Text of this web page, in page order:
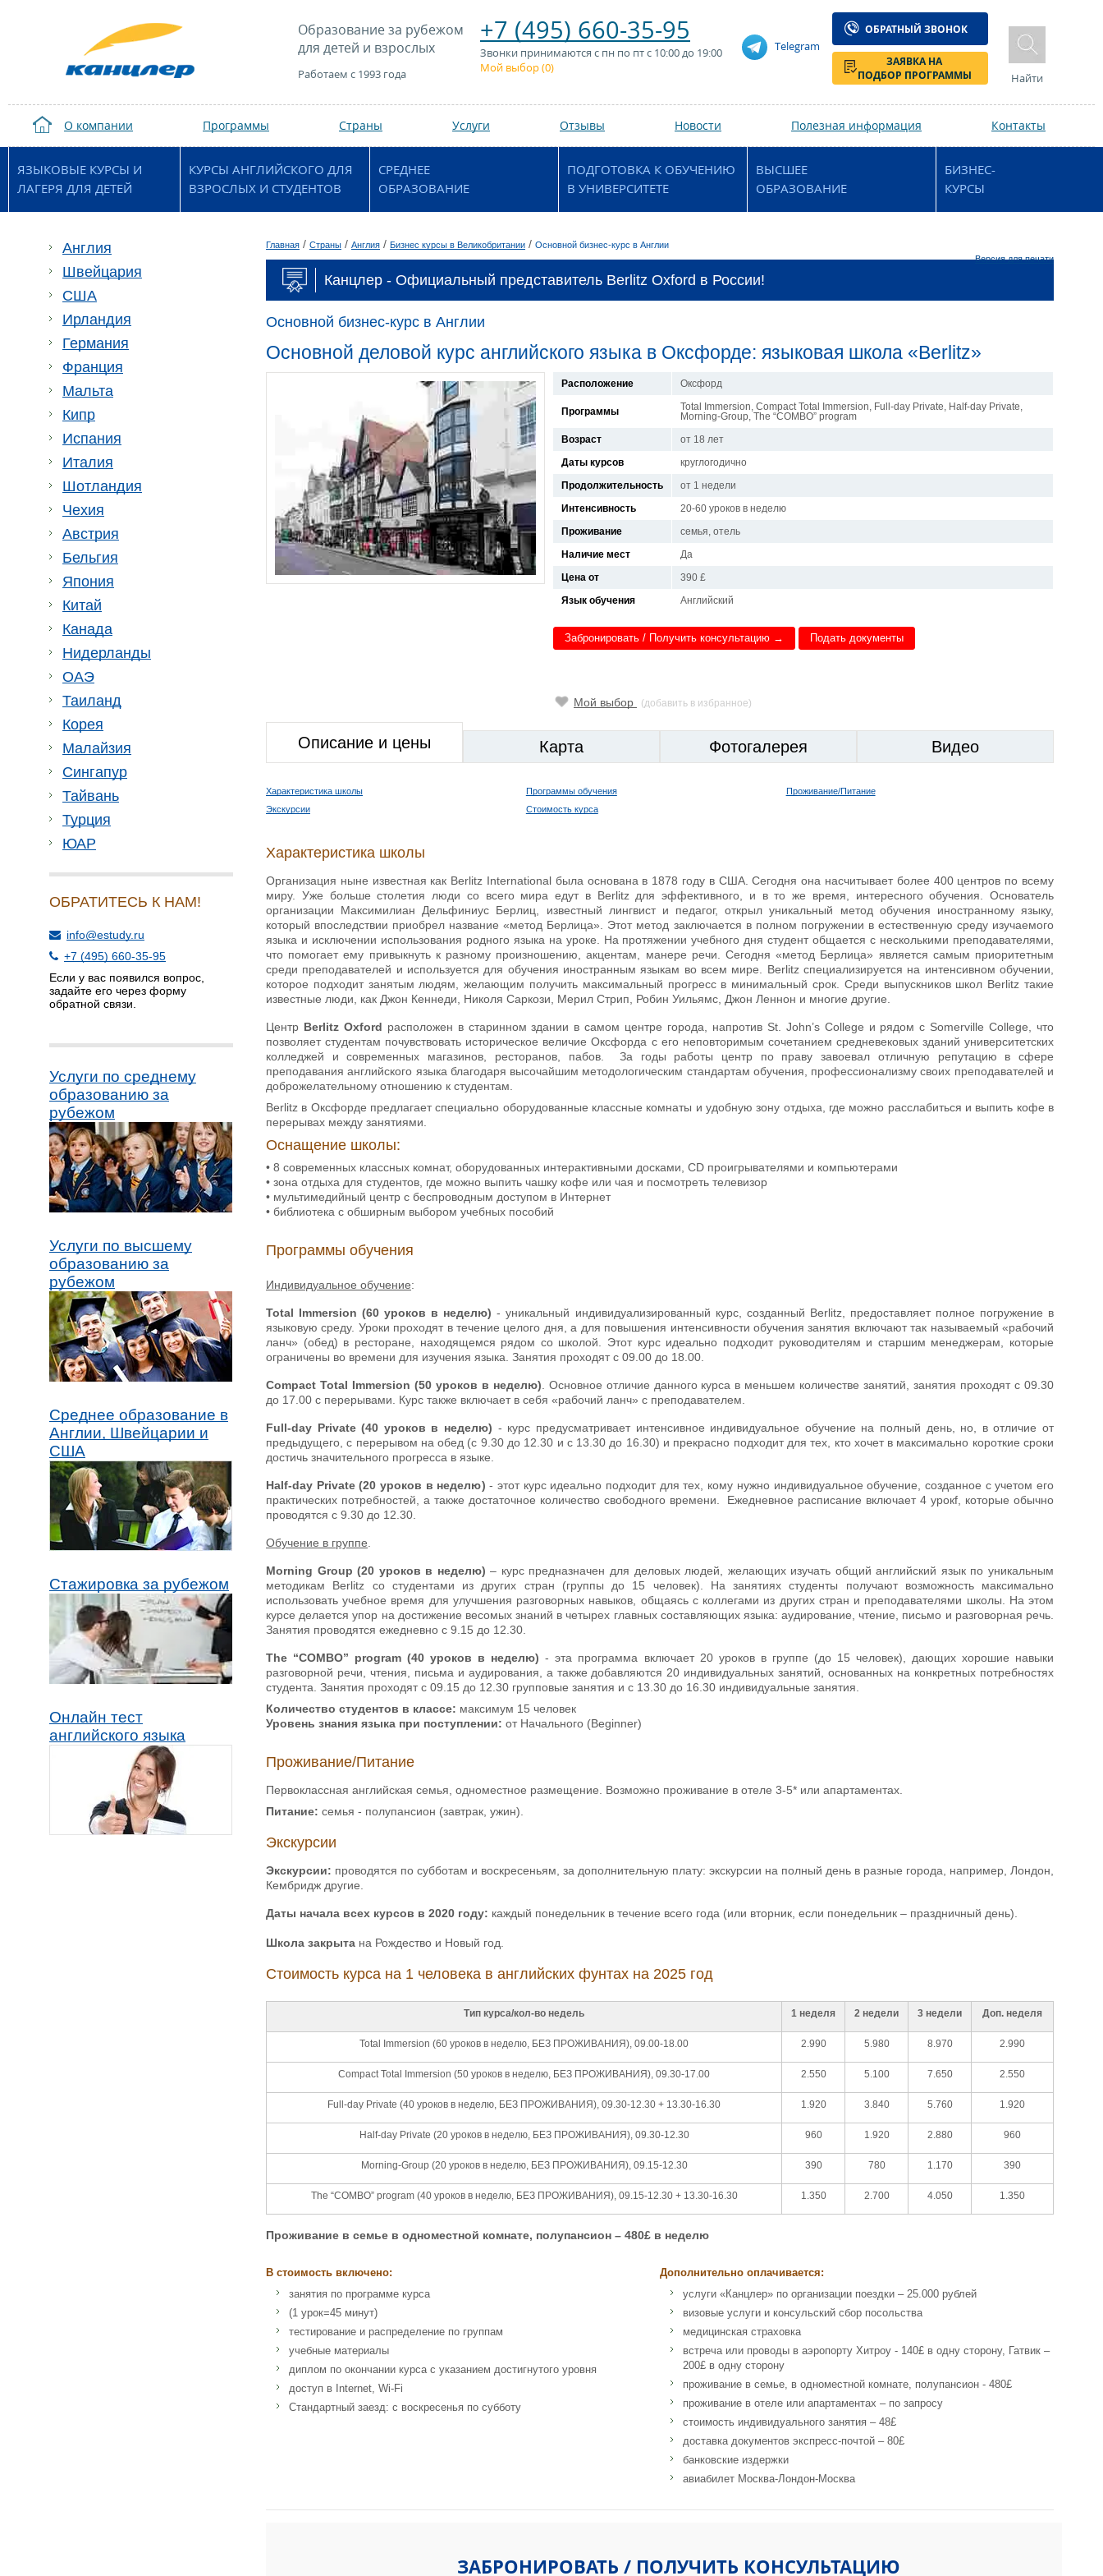
Образование за рубежом
для детей и взрослых
Работаем с 1993 года
+7 (495) 660-35-95
Звонки принимаются с пн по пт с 10:00 до 19:00
Мой выбор (0)
Telegram
ОБРАТНЫЙ ЗВОНОК
ЗАЯВКА НА
ПОДБОР ПРОГРАММЫ
Найти
О компании Программы Страны Услуги Отзывы Новости Полезная информация Контакты
ЯЗЫКОВЫЕ КУРСЫ И
ЛАГЕРЯ ДЛЯ ДЕТЕЙ
КУРСЫ АНГЛИЙСКОГО ДЛЯ
ВЗРОСЛЫХ И СТУДЕНТОВ
СРЕДНЕЕ
ОБРАЗОВАНИЕ
ПОДГОТОВКА К ОБУЧЕНИЮ
В УНИВЕРСИТЕТЕ
ВЫСШЕЕ
ОБРАЗОВАНИЕ
БИЗНЕС-
КУРСЫ
Англия
Швейцария
США
Ирландия
Германия
Франция
Мальта
Кипр
Испания
Италия
Шотландия
Чехия
Австрия
Бельгия
Япония
Китай
Канада
Нидерланды
ОАЭ
Таиланд
Корея
Малайзия
Сингапур
Тайвань
Турция
ЮАР
ОБРАТИТЕСЬ К НАМ!
info@estudy.ru
+7 (495) 660-35-95
Если у вас появился вопрос,
задайте его через форму
обратной связи.
Услуги по среднему
образованию за
рубежом
Услуги по высшему
образованию за
рубежом
Среднее образование в
Англии, Швейцарии и
США
Стажировка за рубежом
Онлайн тест
английского языка
Главная / Страны / Англия / Бизнес курсы в Великобритании / Основной бизнес-курс в Англии
Версия для печати
Канцлер - Официальный представитель Berlitz Oxford в России!
Основной бизнес-курс в Англии
Основной деловой курс английского языка в Оксфорде: языковая школа «Berlitz»
Расположение Оксфорд
Программы
Total Immersion, Compact Total Immersion, Full-day Private, Half-day Private,
Morning-Group, The “COMBO” program
Возраст
от 18 лет
Даты курсов
круглогодично
Продолжительность
от 1 недели
Интенсивность
20-60 уроков в неделю
Проживание
семья, отель
Наличие мест
Да
Цена от
390 £
Язык обучения
Английский
Забронировать / Получить консультацию → Подать документы
Мой выбор (добавить в избранное)
Описание и цены Карта Фотогалерея Видео
Характеристика школы Программы обучения
Проживание/Питание
Экскурсии
Стоимость курса
Характеристика школы
Организация ныне известная как Berlitz International была основана в 1878 году в США. Сегодня она насчитывает более 400 центров по всему
миру. Уже больше столетия люди со всего мира едут в Berlitz для эффективного, и в то же время, интересного обучения. Основатель
организации Максимилиан Дельфиниус Берлиц, известный лингвист и педагог, открыл уникальный метод обучения иностранному языку,
который впоследствии приобрел название «метод Берлица». Этот метод заключается в полном погружении в естественную среду изучаемого
языка и исключении использования родного языка на уроке. На протяжении учебного дня студент общается с несколькими преподавателями,
что помогает ему привыкнуть к разному произношению, акцентам, манере речи. Сегодня «метод Берлица» является самым приоритетным
среди преподавателей и используется для обучения иностранным языкам во всем мире. Berlitz специализируется на интенсивном обучении,
которое подходит занятым людям, желающим получить максимальный прогресс в минимальный срок. Среди выпускников школ Berlitz такие
известные люди, как Джон Кеннеди, Николя Саркози, Мерил Стрип, Робин Уильямс, Джон Леннон и многие другие.
Центр Berlitz Oxford расположен в старинном здании в самом центре города, напротив St. John’s College и рядом с Somerville College, что
позволяет студентам почувствовать историческое величие Оксфорда с его неповторимым сочетанием средневековых зданий университетских
колледжей и современных магазинов, ресторанов, пабов. За годы работы центр по праву завоевал отличную репутацию в сфере
преподавания английского языка благодаря высочайшим методологическим стандартам обучения, профессионализму своих преподавателей и
доброжелательному отношению к студентам.
Berlitz в Оксфорде предлагает специально оборудованные классные комнаты и удобную зону отдыха, где можно расслабиться и выпить кофе в
перерывах между занятиями.
Оснащение школы:
• 8 современных классных комнат, оборудованных интерактивными досками, CD проигрывателями и компьютерами
• зона отдыха для студентов, где можно выпить чашку кофе или чая и посмотреть телевизор
• мультимедийный центр с беспроводным доступом в Интернет
• библиотека с обширным выбором учебных пособий
Программы обучения
Индивидуальное обучение:
Total Immersion (60 уроков в неделю) - уникальный индивидуализированный курс, созданный Berlitz, предоставляет полное погружение в
языковую среду. Уроки проходят в течение целого дня, а для повышения интенсивности обучения занятия включают так называемый «рабочий
ланч» (обед) в ресторане, находящемся рядом со школой. Этот курс идеально подходит руководителям и старшим менеджерам, которые
ограничены во времени для изучения языка. Занятия проходят с 09.00 до 18.00.
Compact Total Immersion (50 уроков в неделю) . Основное отличие данного курса в меньшем количестве занятий, занятия проходят с 09.30
до 17.00 с перерывами. Курс также включает в себя «рабочий ланч» с преподавателем.
Full-day Private (40 уроков в неделю) - курс предусматривает интенсивное индивидуальное обучение на полный день, но, в отличие от
предыдущего, с перерывом на обед (с 9.30 до 12.30 и с 13.30 до 16.30) и прекрасно подходит для тех, кто хочет в максимально короткие сроки
достичь значительного прогресса в языке.
Half-day Private (20 уроков в неделю) - этот курс идеально подходит для тех, кому нужно индивидуальное обучение, созданное с учетом его
практических потребностей, а также достаточное количество свободного времени. Ежедневное расписание включает 4 урокf, которые обычно
проводятся с 9.30 до 12.30.
Обучение в группе
Morning Group (20 уроков в неделю) – курс предназначен для деловых людей, желающих изучать общий английский язык по уникальным
методикам Berlitz со студентами из других стран (группы до 15 человек). На занятиях студенты получают возможность максимально
использовать учебное время для улучшения разговорных навыков, общаясь с коллегами из других стран и преподавателями школы. На этом
курсе делается упор на достижение весомых знаний в четырех главных составляющих языка: аудирование, чтение, письмо и разговорная речь.
Занятия проводятся ежедневно с 9.15 до 12.30.
The “COMBO” program (40 уроков в неделю) - эта программа включает 20 уроков в группе (до 15 человек), дающих хорошие навыки
разговорной речи, чтения, письма и аудирования, а также добавляются 20 индивидуальных занятий, основанных на конкретных потребностях
студента. Занятия проходят с 09.15 до 12.30 групповые занятия и с 13.30 до 16.30 индивидуальные занятия.
Количество студентов в классе: максимум 15 человек
Уровень знания языка при поступлении: от Начального (Beginner)
Проживание/Питание
Первоклассная английская семья, одноместное размещение. Возможно проживание в отеле 3-5* или апартаментах.
Питание: семья - полупансион (завтрак, ужин).
Экскурсии
Экскурсии: проводятся по субботам и воскресеньям, за дополнительную плату: экскурсии на полный день в разные города, например, Лондон,
Кембридж другие.
Даты начала всех курсов в 2020 году: каждый понедельник в течение всего года (или вторник, если понедельник – праздничный день).
Школа закрыта на Рождество и Новый год.
Стоимость курса на 1 человека в английских фунтах на 2025 год
Тип курса/кол-во недель 1 неделя 2 недели 3 недели Доп. неделя
Total Immersion (60 уроков в неделю, БЕЗ ПРОЖИВАНИЯ), 09.00-18.00 2.990 5.980 8.970 2.990
Compact Total Immersion (50 уроков в неделю, БЕЗ ПРОЖИВАНИЯ), 09.30-17.00 2.550 5.100 7.650 2.550
Full-day Private (40 уроков в неделю, БЕЗ ПРОЖИВАНИЯ), 09.30-12.30 + 13.30-16.30 1.920 3.840 5.760 1.920
Half-day Private (20 уроков в неделю, БЕЗ ПРОЖИВАНИЯ), 09.30-12.30 960 1.920 2.880 960
Morning-Group (20 уроков в неделю, БЕЗ ПРОЖИВАНИЯ), 09.15-12.30 390 780 1.170 390
The “COMBO” program (40 уроков в неделю, БЕЗ ПРОЖИВАНИЯ), 09.15-12.30 + 13.30-16.30 1.350 2.700 4.050 1.350
Проживание в семье в одноместной комнате, полупансион – 480£ в неделю
В стоимость включено:
занятия по программе курса
(1 урок=45 минут)
тестирование и распределение по группам
учебные материалы
диплом по окончании курса с указанием достигнутого уровня
доступ в Internet, Wi-Fi
Стандартный заезд: с воскресенья по субботу
Дополнительно оплачивается:
услуги «Канцлер» по организации поездки – 25.000 рублей
визовые услуги и консульский сбор посольства
медицинская страховка
встреча или проводы в аэропорту Хитроу - 140£ в одну сторону, Гатвик –
200£ в одну сторону
проживание в семье, в одноместной комнате, полупансион - 480£
проживание в отеле или апартаментах – по запросу
стоимость индивидуального занятия – 48£
доставка документов экспресс-почтой – 80£
банковские издержки
авиабилет Москва-Лондон-Москва
ЗАБРОНИРОВАТЬ / ПОЛУЧИТЬ КОНСУЛЬТАЦИЮ